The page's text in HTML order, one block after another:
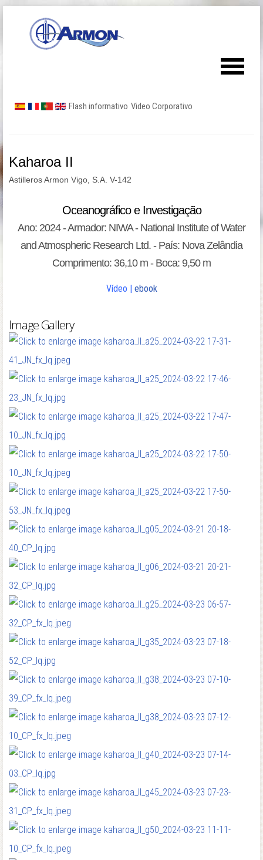
Flash informativo Video Corporativo
Kaharoa II
Astilleros Armon Vigo, S.A. V-142
Oceanográfico e Investigação
Ano: 2024 - Armador: NIWA - National Institute of Water
and Atmospheric Research Ltd. - País: Nova Zelândia
Comprimento: 36,10 m - Boca: 9,50 m
Vídeo | ebook
Image Gallery